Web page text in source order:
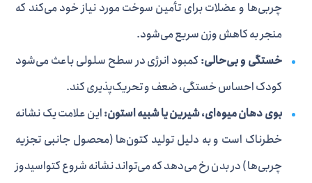
چربی‌ها و عضلات برای تأمین سوخت مورد نیاز خود می‌کند که
منجر به کاهش وزن سریع می‌شود.
خستگی و بی‌حالی: کمبود انرژی در سطح سلولی باعث می‌شود
کودک احساس خستگی، ضعف و تحریک‌پذیری کند.
بوی دهان میوه‌ای، شیرین یا شبیه استون:این علامت یک نشانه
خطرناک است و به دلیل تولید کتون‌ها (محصول جانبی تجزیه
چربی‌ها) در بدن رخ می‌دهد که می‌تواند نشانه شروع کتواسیدوز